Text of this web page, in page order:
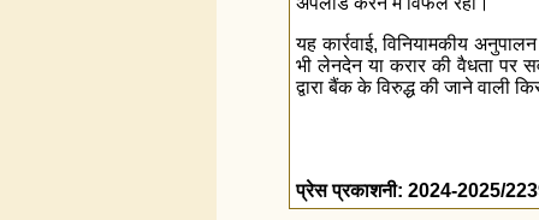
यह कार्रवाई, विनियामकीय
भी लेनदेन या करार की वैधता पर
द्वारा बैंक के विरुद्ध की जाने वाली
प्रेस प्रकाशनी: 2024-2025/